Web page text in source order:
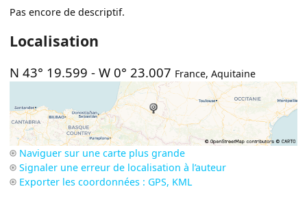
Pas encore de descriptif.
Localisation
N 43° 19.599 -W 0° 23.007 France,Aquitaine
Naviguer sur une carte plus grande
Signaler une erreur de localisation à l’auteur
Exporter les coordonnées : GPS, KML